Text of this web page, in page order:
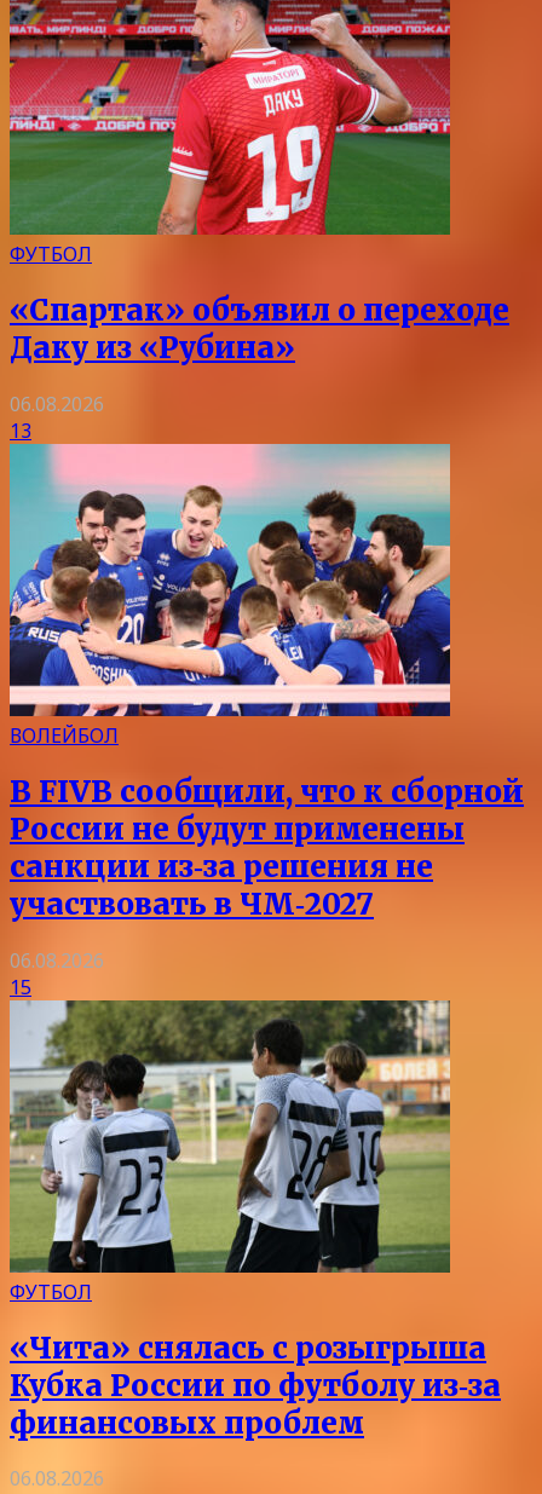
ФУТБОЛ
«Спартак» объявил о переходе
Даку из «Рубина»
06.08.2026
13
ВОЛЕЙБОЛ
В FIVB сообщили, что к сборной
России не будут применены
санкции из‑за решения не
участвовать в ЧМ‑2027
06.08.2026
15
ФУТБОЛ
«Чита» снялась с розыгрыша
Кубка России по футболу из‑за
финансовых проблем
06.08.2026